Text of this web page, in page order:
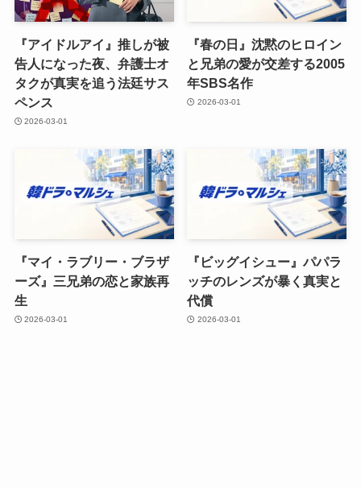
『アイドルアイ』推しが被
告人になった夜、弁護士オ
タクが真実を追う法廷サス
ペンス
2026-03-01
『春の日』沈黙のヒロイン
と兄弟の愛が交差する2005
年SBS名作
2026-03-01
『マイ・ラブリー・ブラザ
ーズ』三兄弟の恋と家族再
生
2026-03-01
『ビッグイシュー』パパラ
ッチのレンズが暴く真実と
代償
2026-03-01